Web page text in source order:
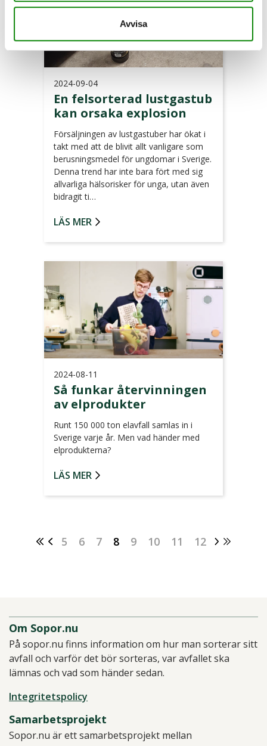
Avvisa
2024-09-04
En felsorterad lustgastub
kan orsaka explosion
Försäljningen av lustgastuber har ökat i
takt med att de blivit allt vanligare som
berusningsmedel för ungdomar i Sverige.
Denna trend har inte bara fört med sig
allvarliga hälsorisker för unga, utan även
bidragit ti…
LÄS MER
2024-08-11
Så funkar återvinningen
av elprodukter
Runt 150 000 ton elavfall samlas in i
Sverige varje år. Men vad händer med
elprodukterna?
LÄS MER
5 6 7 8 9 10 11 12
Om Sopor.nu
På sopor.nu finns information om hur man sorterar sitt
avfall och varför det bör sorteras, var avfallet ska
lämnas och vad som händer sedan.
Integritetspolicy
Samarbetsprojekt
Sopor.nu är ett samarbetsprojekt mellan